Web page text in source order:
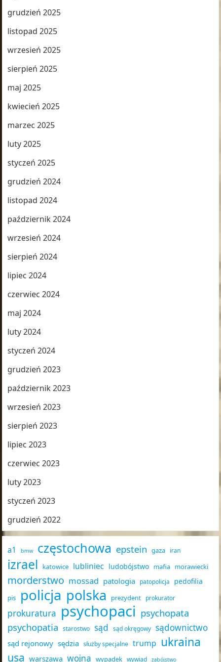
grudzień 2025
listopad 2025
wrzesień 2025
sierpień 2025
maj 2025
kwiecień 2025
marzec 2025
luty 2025
styczeń 2025
grudzień 2024
listopad 2024
październik 2024
wrzesień 2024
sierpień 2024
lipiec 2024
czerwiec 2024
maj 2024
luty 2024
styczeń 2024
grudzień 2023
październik 2023
wrzesień 2023
sierpień 2023
lipiec 2023
czerwiec 2023
luty 2023
styczeń 2023
grudzień 2022
a1 bmw częstochowa epstein gaza iran
izrael katowice lubliniec ludobójstwo mafia morawiecki
morderstwo mossad patologia patopolicja pedofilia
pis policja polska prezydent prokurator
prokuratura psychopaci psychopata
psychopatia
starostwo sąd sąd okręgowy sądownictwo
sąd rejonowy sędzia służby specjalne trump ukraina
usa warszawa wojna wypadek wywiad zabójstwo